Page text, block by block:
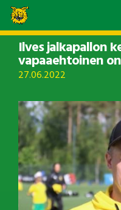
Ilves jalkapallon
vapaaehtoinen
27.06.2022